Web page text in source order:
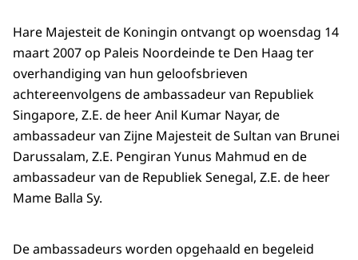
Hare Majesteit de Koningin ontvangt op woensdag 14
maart 2007 op Paleis Noordeinde te Den Haag ter
overhandiging van hun geloofsbrieven
achtereenvolgens de ambassadeur van Republiek
Singapore, Z.E. de heer Anil Kumar Nayar, de
ambassadeur van Zijne Majesteit de Sultan van Brunei
Darussalam, Z.E. Pengiran Yunus Mahmud en de
ambassadeur van de Republiek Senegal, Z.E. de heer
Mame Balla Sy.
De ambassadeurs worden opgehaald en begeleid